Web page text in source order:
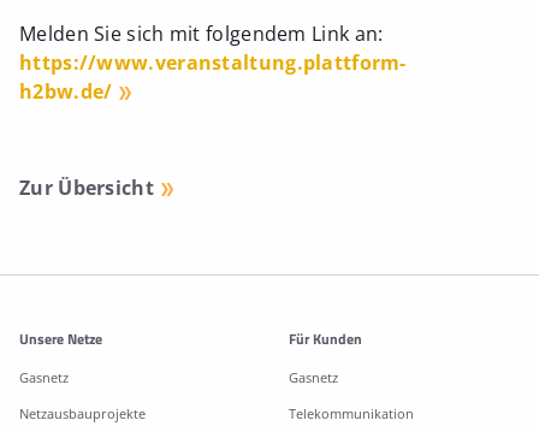
Melden Sie sich mit folgendem Link an:
https://www.veranstaltung.plattform-
h2bw.de/
Zur Übersicht
Weitere Informationen
Unsere Netze
Gasnetz
Netzausbauprojekte
Für Kunden
Gasnetz
Telekommunikation